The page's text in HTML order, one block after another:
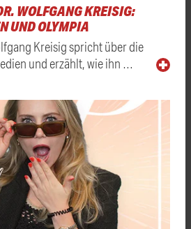
WOLFGANG KREISIG:
UND OLYMPIA
Kreisig spricht über die
und erzählt, wie ihn …